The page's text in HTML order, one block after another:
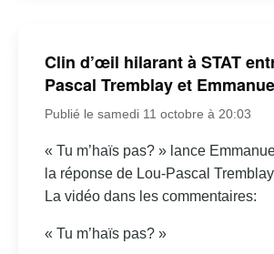
Clin d’œil hilarant à STAT
Pascal Tremblay et
Publié le samedi 11 octobre à 20:03
« Tu m’haïs pas? » lance
la réponse de Lou-Pascal
La vidéo dans les commentaires:
« Tu m’haïs pas? »